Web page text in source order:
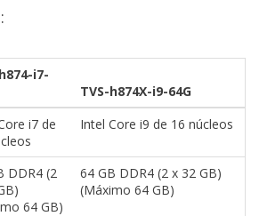
i7-
TVS-h874X-i9-64G
i7 de
Intel Core i9 de 16 núcleos
DDR4 (2
64 GB)
64 GB DDR4 (2 x 32 GB)
(Máximo 64 GB)